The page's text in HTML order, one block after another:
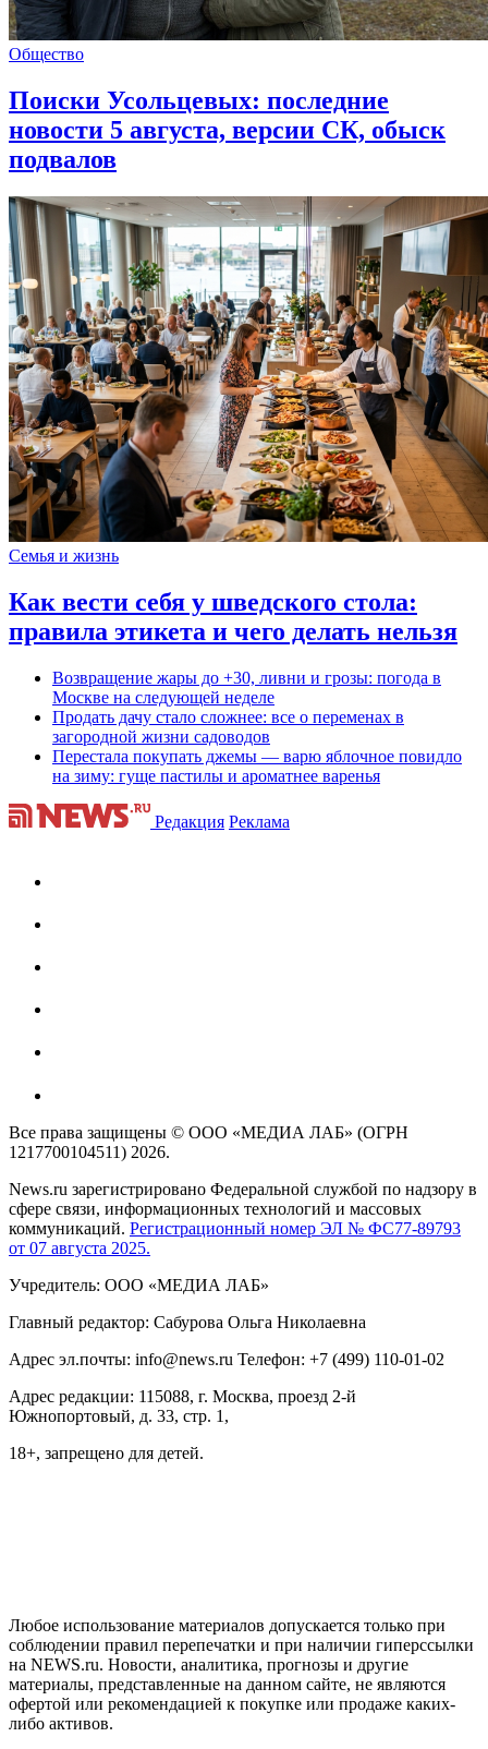
Общество
Поиски Усольцевых: последние
новости 5 августа, версии СК, обыск
подвалов
Семья и жизнь
Как вести себя у шведского стола:
правила этикета и чего делать нельзя
Возвращение жары до +30, ливни и грозы: погода в
Москве на следующей неделе
Продать дачу стало сложнее: все о переменах в
загородной жизни садоводов
Перестала покупать джемы — варю яблочное повидло
на зиму: гуще пастилы и ароматнее варенья
Редакция Реклама
Все права защищены © ООО «МЕДИА ЛАБ» (ОГРН
1217700104511) 2026.
News.ru зарегистрировано Федеральной службой по надзору в
сфере связи, информационных технологий и массовых
коммуникаций. Регистрационный номер ЭЛ № ФС77-89793
от 07 августа 2025.
Учредитель: ООО «МЕДИА ЛАБ»
Главный редактор: Сабурова Ольга Николаевна
Адрес эл.почты: info@news.ru Телефон: +7 (499) 110-01-02
Адрес редакции: 115088, г. Москва, проезд 2-й
Южнопортовый, д. 33, стр. 1,
18+, запрещено для детей.
Любое использование материалов допускается только при
соблюдении правил перепечатки и при наличии гиперссылки
на NEWS.ru. Новости, аналитика, прогнозы и другие
материалы, представленные на данном сайте, не являются
офертой или рекомендацией к покупке или продаже каких-
либо активов.